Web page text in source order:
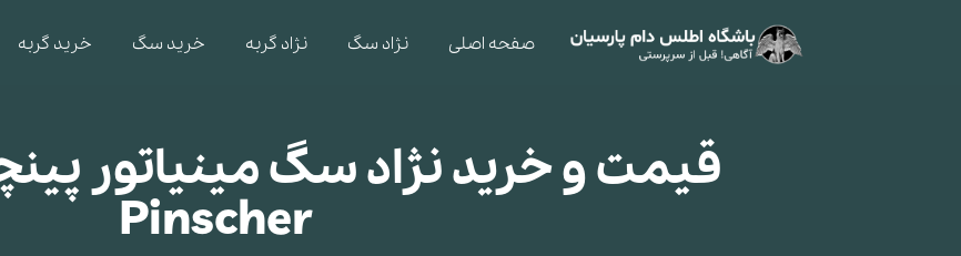
صفحه اصلی نژاد سگ نژاد گربه خرید سگ خرید گربه
Pinscher